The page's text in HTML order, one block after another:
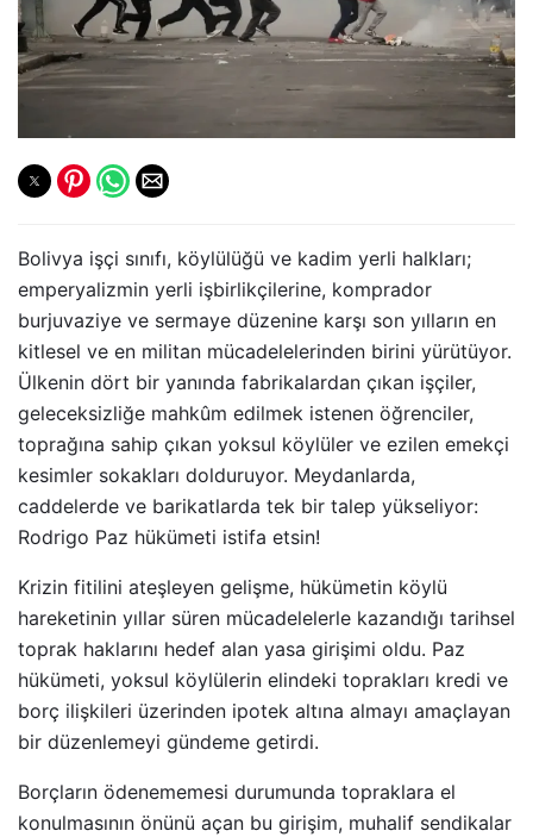
Bolivya işçi sınıfı, köylülüğü ve kadim yerli halkları;
emperyalizmin yerli işbirlikçilerine, komprador
burjuvaziye ve sermaye düzenine karşı son yılların en
kitlesel ve en militan mücadelelerinden birini yürütüyor.
Ülkenin dört bir yanında fabrikalardan çıkan işçiler,
geleceksizliğe mahkûm edilmek istenen öğrenciler,
toprağına sahip çıkan yoksul köylüler ve ezilen emekçi
kesimler sokakları dolduruyor. Meydanlarda,
caddelerde ve barikatlarda tek bir talep yükseliyor:
Rodrigo Paz hükümeti istifa etsin!
Krizin fitilini ateşleyen gelişme, hükümetin köylü
hareketinin yıllar süren mücadelelerle kazandığı tarihsel
toprak haklarını hedef alan yasa girişimi oldu. Paz
hükümeti, yoksul köylülerin elindeki toprakları kredi ve
borç ilişkileri üzerinden ipotek altına almayı amaçlayan
bir düzenlemeyi gündeme getirdi.
Borçların ödenememesi durumunda topraklara el
konulmasının önünü açan bu girişim, muhalif sendikalar